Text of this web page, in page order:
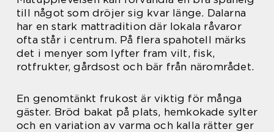
till något som dröjer sig kvar länge. Dalarna
har en stark mattradition där lokala råvaror
ofta står i centrum. På flera spahotell märks
det i menyer som lyfter fram vilt, fisk,
rotfrukter, gårdsost och bär från närområdet.
En genomtänkt frukost är viktig för många
gäster. Bröd bakat på plats, hemkokade sylter
och en variation av varma och kalla rätter ger